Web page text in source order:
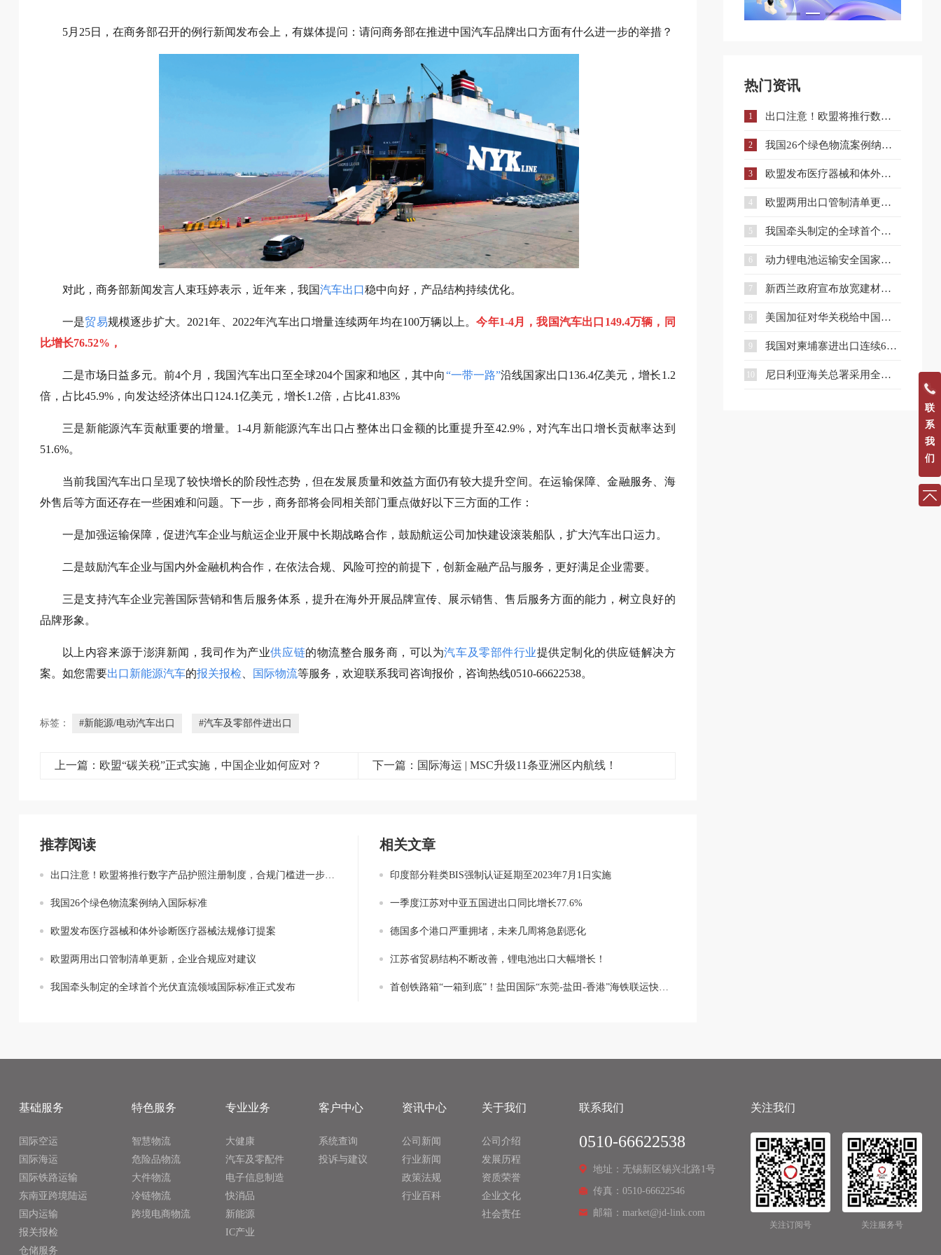
5月25日，在商务部召开的例行新闻发布会上，有媒体提问：请问商务部在推进中国汽车品牌出口方面有什么进一步的举措？
对此，商务部新闻发言人束珏婷表示，近年来，我国汽车出口稳中向好，产品结构持续优化。
一是贸易规模逐步扩大。2021年、2022年汽车出口增量连续两年均在100万辆以上。今年1-4月，我国汽车出口149.4万辆，同
比增长76.52%，
二是市场日益多元。前4个月，我国汽车出口至全球204个国家和地区，其中向“一带一路”沿线国家出口136.4亿美元，增长1.2
倍，占比45.9%，向发达经济体出口124.1亿美元，增长1.2倍，占比41.83%
三是新能源汽车贡献重要的增量。1-4月新能源汽车出口占整体出口金额的比重提升至42.9%，对汽车出口增长贡献率达到
51.6%。
当前我国汽车出口呈现了较快增长的阶段性态势，但在发展质量和效益方面仍有较大提升空间。在运输保障、金融服务、海
外售后等方面还存在一些困难和问题。下一步，商务部将会同相关部门重点做好以下三方面的工作：
一是加强运输保障，促进汽车企业与航运企业开展中长期战略合作，鼓励航运公司加快建设滚装船队，扩大汽车出口运力。
二是鼓励汽车企业与国内外金融机构合作，在依法合规、风险可控的前提下，创新金融产品与服务，更好满足企业需要。
三是支持汽车企业完善国际营销和售后服务体系，提升在海外开展品牌宣传、展示销售、售后服务方面的能力，树立良好的
品牌形象。
以上内容来源于澎湃新闻，我司作为产业供应链的物流整合服务商，可以为汽车及零部件行业提供定制化的供应链解决方
案。如您需要出口新能源汽车的报关报检 国际物流等服务，欢迎联系我司咨询报价，咨询热线0510-66622538。
标签： #新能源/电动汽车出口 #汽车及零部件进出口
上一篇：欧盟“碳关税”正式实施，中国企业如何应对？ 下一篇：国际海运 | MSC升级11条亚洲区内航线！
推荐阅读
出口注意！欧盟将推行数字产品护照注册制度，合规门槛进一步提升！
我国26个绿色物流案例纳入国际标准
欧盟发布医疗器械和体外诊断医疗器械法规修订提案
欧盟两用出口管制清单更新，企业合规应对建议
我国牵头制定的全球首个光伏直流领域国际标准正式发布
相关文章
印度部分鞋类BIS强制认证延期至2023年7月1日实施
一季度江苏对中亚五国进出口同比增长77.6%
德国多个港口严重拥堵，未来几周将急剧恶化
江苏省贸易结构不断改善，锂电池出口大幅增长！
首创铁路箱“一箱到底”！盐田国际“东莞-盐田-香港”海铁联运快线开通
热门资讯
1 出口注意！欧盟将推行数字产品护照注册制度，合规门槛进一步提升！
2 我国26个绿色物流案例纳入国际标准
3 欧盟发布医疗器械和体外诊断医疗器械法规修订提案
4 欧盟两用出口管制清单更新，企业合规应对建议
5 我国牵头制定的全球首个光伏直流领域国际标准正式发布
6 动力锂电池运输安全国家标准发布
7 新西兰政府宣布放宽建材进口标准
8 美国加征对华关税给中国出口企业的十大应对建议
9 我国对柬埔寨进出口连续6个季度保持增长
10 尼日利亚海关总署采用全新统一清关系统
基础服务
国际空运
国际海运
国际铁路运输
东南亚跨境陆运
国内运输
报关报检
仓储服务
特色服务
智慧物流
危险品物流
大件物流
冷链物流
跨境电商物流
专业业务
大健康
汽车及零配件
电子信息制造
快消品
新能源
IC产业
客户中心
系统查询
投诉与建议
资讯中心
公司新闻
行业新闻
政策法规
行业百科
关于我们
公司介绍
发展历程
资质荣誉
企业文化
社会责任
联系我们
0510-66622538
地址：无锡新区锡兴北路1号
传真：0510-66622546
邮箱：market@jd-link.com
关注我们
关注订阅号 关注服务号
联
系
我
们